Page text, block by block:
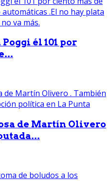
él 101 por
de Martín Olivero